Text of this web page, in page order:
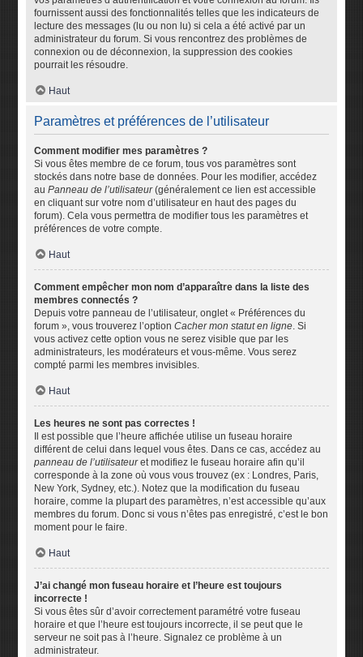
fournissent aussi des fonctionnalités telles que les indicateurs de
lecture des messages (lu ou non lu) si cela a été activé par un
administrateur du forum. Si vous rencontrez des problèmes de
connexion ou de déconnexion, la suppression des cookies
pourrait les résoudre.
Haut
Paramètres et préférences de l’utilisateur
Comment modifier mes paramètres ?
Si vous êtes membre de ce forum, tous vos paramètres sont
stockés dans notre base de données. Pour les modifier, accédez
auPanneau de l’utilisateur(généralement ce lien est accessible
en cliquant sur votre nom d’utilisateur en haut des pages du
forum). Cela vous permettra de modifier tous les paramètres et
préférences de votre compte.
Haut
Comment empêcher mon nom d’apparaître dans la liste des
membres connectés ?
Depuis votre panneau de l’utilisateur, onglet « Préférences du
forum », vous trouverez l’optionCacher mon statut en ligne. Si
vous activez cette option vous ne serez visible que par les
administrateurs, les modérateurs et vous-même. Vous serez
compté parmi les membres invisibles.
Haut
Les heures ne sont pas correctes !
Il est possible que l’heure affichée utilise un fuseau horaire
différent de celui dans lequel vous êtes. Dans ce cas, accédez au
panneau de l’utilisateuret modifiez le fuseau horaire afin qu’il
corresponde à la zone où vous vous trouvez (ex : Londres, Paris,
New York, Sydney, etc.). Notez que la modification du fuseau
horaire, comme la plupart des paramètres, n’est accessible qu’aux
membres du forum. Donc si vous n’êtes pas enregistré, c’est le bon
moment pour le faire.
Haut
J’ai changé mon fuseau horaire et l’heure est toujours
incorrecte !
Si vous êtes sûr d’avoir correctement paramétré votre fuseau
horaire et que l’heure est toujours incorrecte, il se peut que le
serveur ne soit pas à l’heure. Signalez ce problème à un
administrateur.